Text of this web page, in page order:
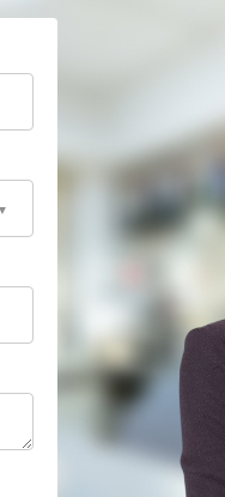
центра Zota проведут
вашего